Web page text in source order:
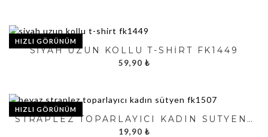
HIZLI GÖRÜNÜM
SIYAH UZUN KOLLU T-SHIRT FK1449
59,90 ₺
HIZLI GÖRÜNÜM
STRAPLEZ TOPARLAYICI KADIN SÜTYEN FK1507
19,90 ₺